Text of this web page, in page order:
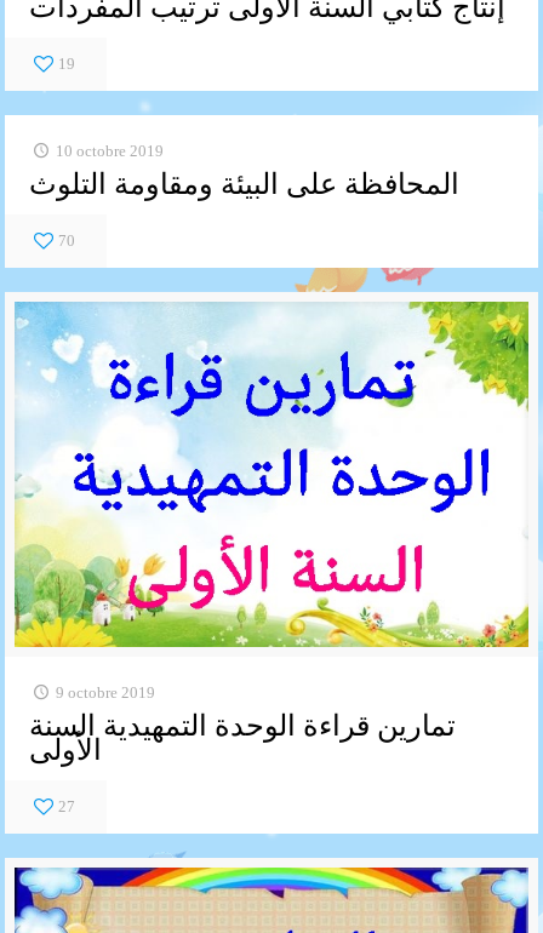
إنتاج كتابي السنة الأولى ترتيب المفردات
19
10 octobre 2019
المحافظة على البيئة ومقاومة التلوث
70
9 octobre 2019
تمارين قراءة الوحدة التمهيدية السنة
الأولى
27